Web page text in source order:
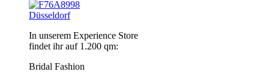
Düsseldorf
In unserem Experience Store
findet ihr auf 1.200 qm:
Bridal Fashion